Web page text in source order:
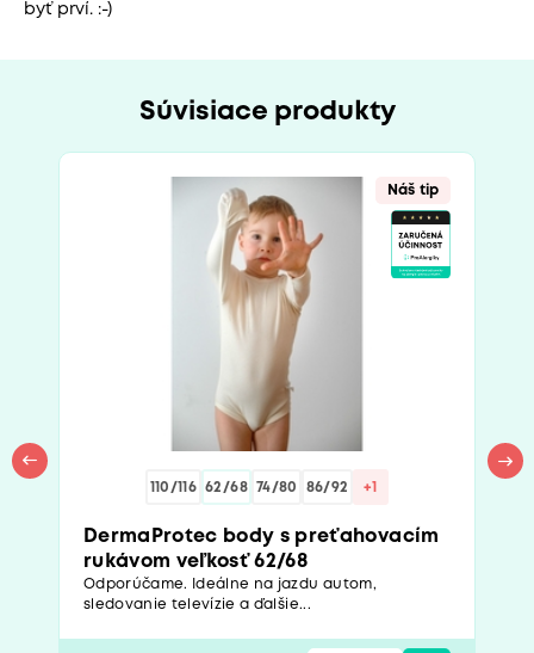
byť prví. :-)
Súvisiace produkty
Náš tip
110/116 62/68 74/80 86/92 +1
DermaProtec body s preťahovacím
rukávom veľkosť 62/68
Odporúčame. Ideálne na jazdu autom,
sledovanie televízie a ďalšie...